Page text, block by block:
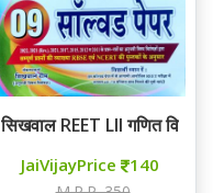
सिखवाल REET LII गणित विज्ञान
JaiVijayPrice 140